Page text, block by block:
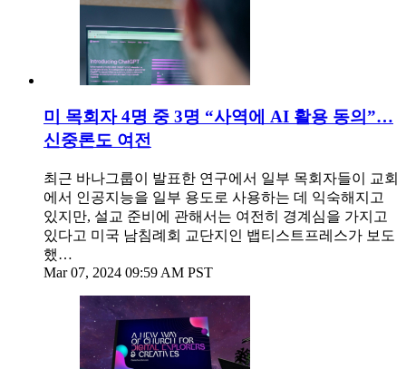
미 목회자 4명 중 3명 “사역에 AI 활용 동의”…
신중론도 여전
최근 바나그룹이 발표한 연구에서 일부 목회자들이 교회
에서 인공지능을 일부 용도로 사용하는 데 익숙해지고
있지만, 설교 준비에 관해서는 여전히 경계심을 가지고
있다고 미국 남침례회 교단지인 뱁티스트프레스가 보도
했…
Mar 07, 2024 09:59 AM PST